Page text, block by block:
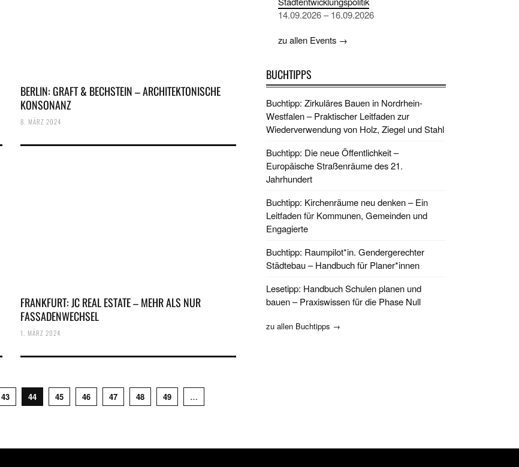
BERLIN: GRAFT & BECHSTEIN – ARCHITEKTONISCHE
KONSONANZ
8. MÄRZ 2024
FRANKFURT: JC REAL ESTATE – MEHR ALS NUR
FASSADENWECHSEL
1. MÄRZ 2024
43 44 45 46 47 48 49
…
14.09.2026 – 16.09.2026
zu allen Events →
BUCHTIPPS
Buchtipp: Zirkuläres Bauen in Nordrhein-
Westfalen – Praktischer Leitfaden zur
Wiederverwendung von Holz, Ziegel und Stahl
Buchtipp: Die neue Öffentlichkeit –
Europäische Straßenräume des 21.
Jahrhundert
Buchtipp: Kirchenräume neu denken – Ein
Leitfaden für Kommunen, Gemeinden und
Engagierte
Buchtipp: Raumpilot*in. Gendergerechter
Städtebau – Handbuch für Planer*innen
Lesetipp: Handbuch Schulen planen und
bauen – Praxiswissen für die Phase Null
zu allen Buchtipps →